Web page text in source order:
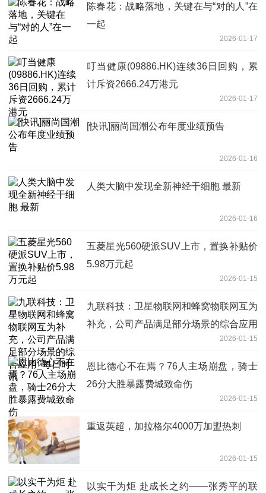
陈春花：战略落地，关键在与“对的人”在
一起
2026-01-17
叮当健康(09886.HK)连续36日回购，累
计斥资2666.24万港元
2026-01-17
[快讯]丽尚国潮公布年度业绩预告
2026-01-16
人类大脑中发现全新神经干细胞 最新
2026-01-16
五菱星光560硬派SUV上市，置换补贴价
5.98万元起
2026-01-15
九联科技：卫星物联网和蜂窝物联网互为
补充，公司产品满足部分场景的综合应用
2026-01-15
恩比德心不在焉？76人主场崩盘，骑士
26分大胜暴露费城致命伤
2026-01-15
重返英超，加拉格尔4000万加盟热刺
2026-01-15
以实干为炬 赴成长之约——张秀平的联